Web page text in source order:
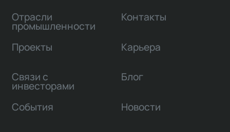
Отрасли
промышленности
Проекты
Связи с
инвесторами
Контакты
Карьера
Блог
События Новости